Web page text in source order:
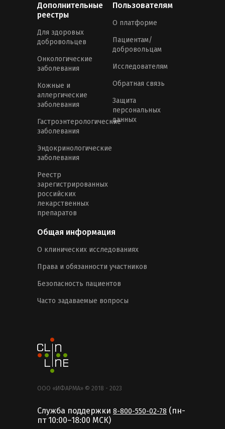
Дополнительные
реестры
Для здоровых
добровольцев
Онкологические
заболевания
Кожные и
аллергические
заболевания
Гастроэнтерологические
заболевания
Эндокринологические
заболевания
Реестр
зарегистрированных
российских
лекарственных
препаратов
Пользователям
О платформе
Пациентам/
добровольцам
Исследователям
Обратная связь
Защита
персональных
данных
Общая информация
О клинических исследованиях
Права и обязанности участников
Безопасность пациентов
Часто задаваемые вопросы
ООО «ИФАРМА» © 2018 - 2023
Служба поддержки 8-800-550-02-78 (пн-
пт 10:00–18:00 MCК)